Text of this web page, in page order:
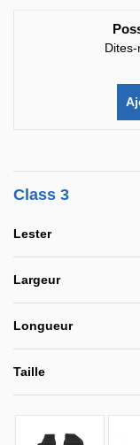
Class 3
Lester
Largeur
Longueur
Taille